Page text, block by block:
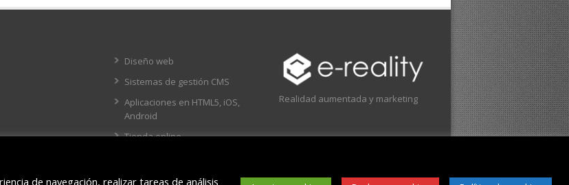
Diseño web
Sistemas de gestión CMS
Aplicaciones en HTML5, iOS,
Android
Tienda online
Realidad aumentada y marketing
de navegación, realizar tareas de análisis